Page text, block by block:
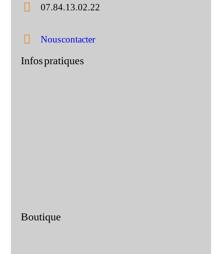
07.84.13.02.22
Nous contacter
Infos pratiques
Boutique